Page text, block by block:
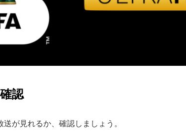
認
が見れるか、確認しましょう。